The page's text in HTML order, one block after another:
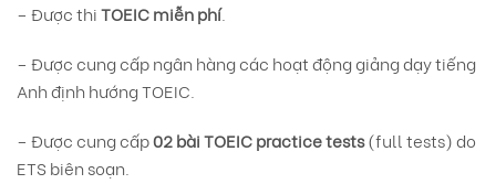
– Được thiTOEIC miễn phí.
– Được cung cấp ngân hàng các hoạt động giảng dạy tiếng
Anh định hướng TOEIC.
– Được cung cấp02 bài TOEIC practice tests(full tests) do
ETS biên soạn.